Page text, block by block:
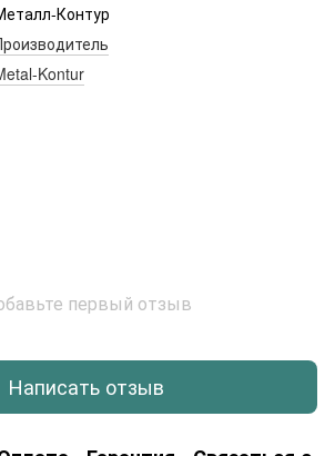
Контур
Kontur
первый отзыв
Написать отзыв